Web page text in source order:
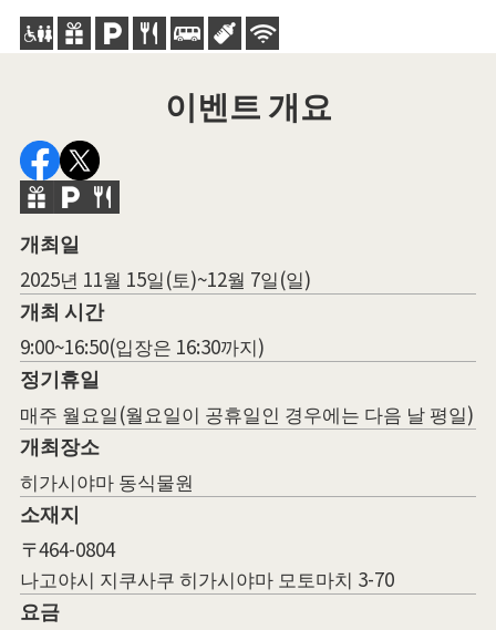
이벤트 개요
개최일
2025년 11월 15일(토)~12월 7일(일)
개최 시간
9:00~16:50(입장은 16:30까지)
정기휴일
매주 월요일(월요일이 공휴일인 경우에는 다음 날 평일)
개최장소
히가시야마 동식물원
소재지
〒464-0804
나고야시 지쿠사쿠 히가시야마 모토마치 3-70
요금